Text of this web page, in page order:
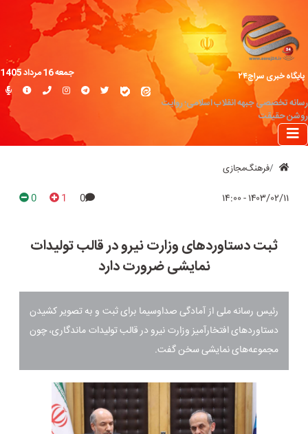
پایگاه خبری سراج۲۴
رسانه تخصصی جبهه انقلاب اسلامی؛ روایت
روشن حقیقت
جمعه 16 مرداد 1405
فرهنگ‌مجازی
۱۴۰۳/۰۲/۱۱ - ۱۴:۰۰ 0
1
0
ثبت دستاورد‌های وزارت نیرو در قالب تولیدات
نمایشی ضرورت دارد
رئیس رسانه ملی از آمادگی صداوسیما برای ثبت و به تصویر کشیدن
دستاورد‌های افتخارآمیز وزارت نیرو در قالب تولیدات ماندگاری، چون
مجموعه‌های نمایشی سخن گفت.